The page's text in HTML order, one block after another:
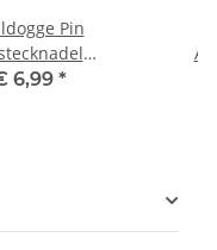
Pin
Button
6,99 *